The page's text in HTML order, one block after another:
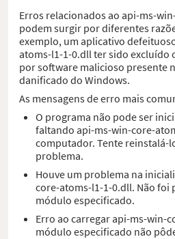
Erros relacionados ao api-ms-
podem surgir por diferentes
exemplo, um aplicativo
atoms-l1-1-0.dll ter sido
por software malicioso presente
danificado do Windows.
As mensagens de erro mais
O programa não pode ser
faltando api-ms-win-core-
computador. Tente reinstalá-
problema.
Houve um problema na
core-atoms-l1-1-0.dll. Não foi
módulo especificado.
Erro ao carregar api-ms-win-
módulo especificado não